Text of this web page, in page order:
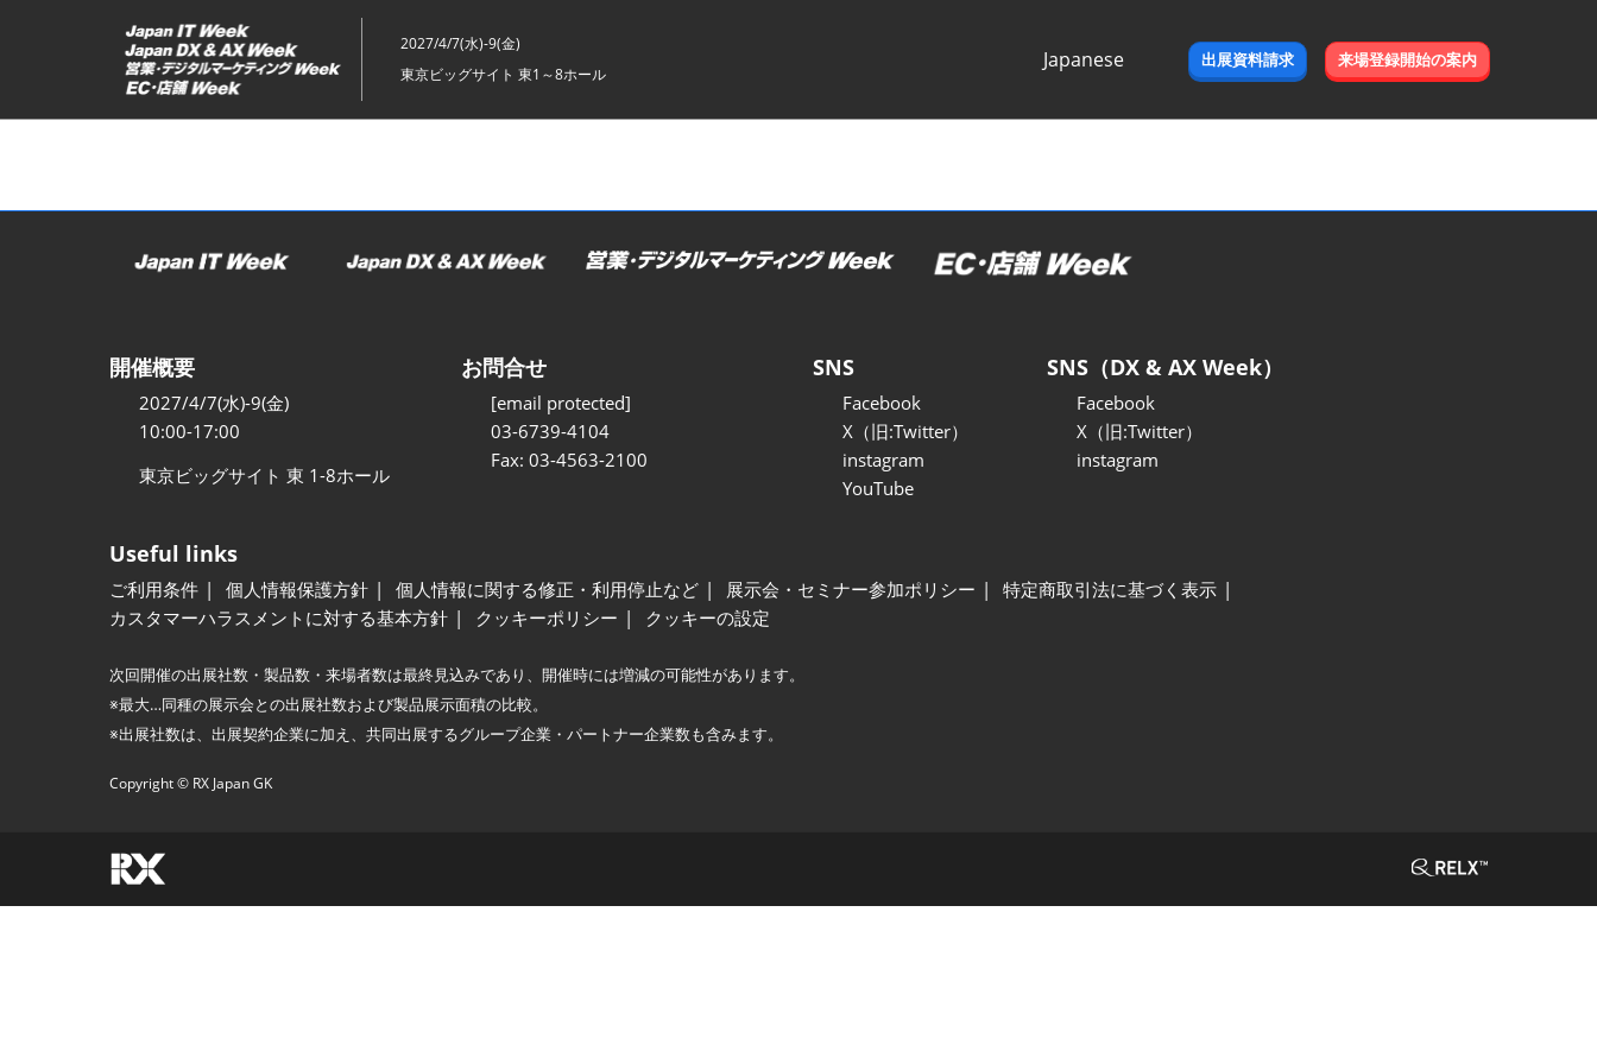
ッ
2027/4/7(水)-9(金)
東京ビッグサイト 東1～8ホール
Japanese
出展資料請求 来場登録開始の案内
開催概要
2027/4/7(水)-9(金)
10:00-17:00
東京ビッグサイト 東 1-8ホール
お問合せ
[email protected]
03-6739-4104
Fax: 03-4563-2100
SNS
Facebook
X（旧:Twitter）
instagram
YouTube
SNS（DX & AX Week）
Facebook
X（旧:Twitter）
instagram
Useful links
ご利用条件 個人情報保護方針 個人情報に関する修正・利用停止など 展示会・セミナー参加ポリシー
特定商取引法に基づく表示
カスタマーハラスメントに対する基本方針
クッキーポリシー クッキーの設定
次回開催の出展社数・製品数・来場者数は最終見込みであり、開催時には増減の可能性があります。
※最大…同種の展示会との出展社数および製品展示面積の比較。
※出展社数は、出展契約企業に加え、共同出展するグループ企業・パートナー企業数も含みます。
Copyright © RX Japan GK